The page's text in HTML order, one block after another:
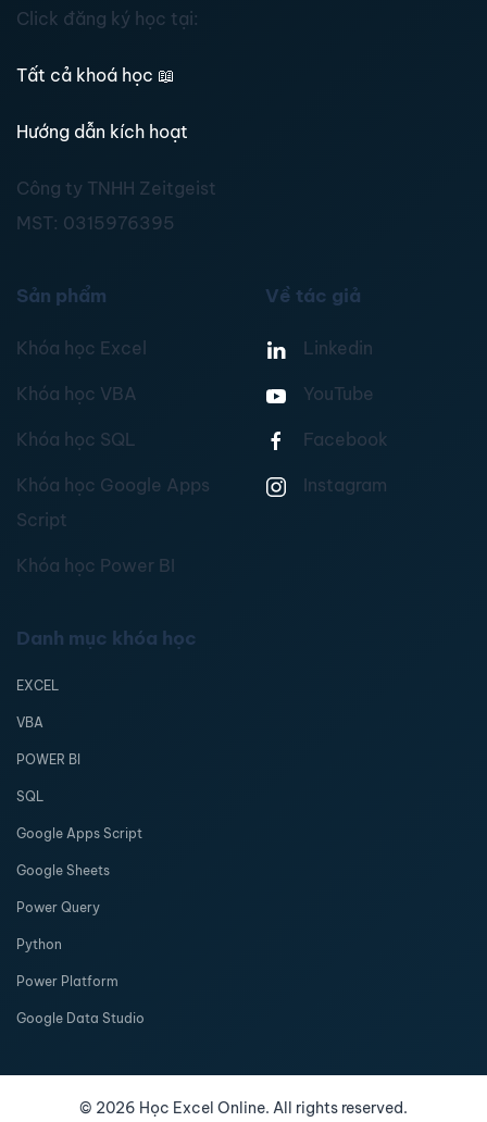
Click đăng ký học tại:
Tất cả khoá học 📖
Hướng dẫn kích hoạt
Công ty TNHH Zeitgeist
MST: 0315976395
Sản phẩm
Khóa học Excel
Khóa học VBA
Khóa học SQL
Khóa học Google Apps
Script
Khóa học Power BI
Về tác giả
Linkedin
YouTube
Facebook
Instagram
Danh mục khóa học
EXCEL
VBA
POWER BI
SQL
Google Apps Script
Google Sheets
Power Query
Python
Power Platform
Google Data Studio
© 2026 Học Excel Online. All rights reserved.